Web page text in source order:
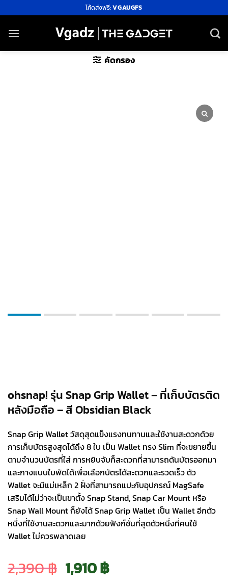
ไป
ยัง
โค้ดส่งฟรี:VGAUGFS
คัดกรอง
ohsnap! รุ่น Snap Grip Wallet – ที่เก็บบัตรติด
หลังมือถือ – สี Obsidian Black
Snap Grip Wallet วัสดุสุดแข็งแรงทนทานและใช้งานสะดวกด้วย
การเก็บบัตรสูงสุดได้ถึง 8 ใบ เป็น Wallet ทรง Slim ที่จะขยายขึ้น
ตามจำนวนบัตรที่ใส่ การหยิบจับก็สะดวกที่สามารถดันบัตรออกมา
และกางแบบใบพัดได้เพื่อเลือกบัตรได้สะดวกและรวดเร็ว ตัว
Wallet จะมีแม่เหล็ก 2 ฝั่งที่สามารถแปะกับอุปกรณ์ MagSafe
เสริมได้ไม่ว่าจะเป็นขาตั้ง Snap Stand, Snap Car Mount หรือ
Snap Wall Mount ก็ยังได้ Snap Grip Wallet เป็น Wallet อีกตัว
หนึ่งที่ใช้งานสะดวกและมากด้วยฟังก์ชั่นที่สุดตัวหนึ่งที่คนใช้
Wallet ไม่ควรพลาดเลย
2,390฿ Original
1,910฿Current